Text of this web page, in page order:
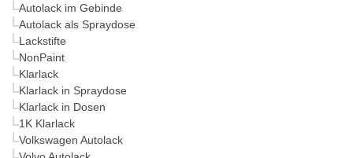
Autolack im Gebinde
Autolack als Spraydose
Lackstifte
NonPaint
Klarlack
Klarlack in Spraydose
Klarlack in Dosen
1K Klarlack
Volkswagen Autolack